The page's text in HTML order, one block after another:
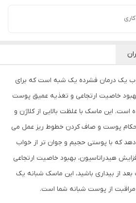
یک درمان فشرده یک شبه است که برای
بهبود خاصیت ارتجاعی و تغذیه عمیق پوست
این ماسک با غلظت بالایی از کلاژن و
پوست و صاف کردن خطوط ریز عمل می
که با پوستی حجیم و جوان تر از خواب
هیدراتاسیون، بهبود خاصیت ارتجاعی
از بیداری باشید، این ماسک شبانه یک
از پوست شبانه شما است.